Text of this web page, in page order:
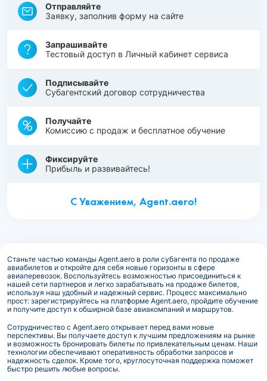
Отправляйте
Заявку, заполнив форму на сайте
Запрашивайте
Тестовый доступ в Личный кабинет сервиса
Подписывайте
Субагентский договор сотрудничества
Получайте
Комиссию с продаж и бесплатное обучение
Фиксируйте
Прибыль и развивайтесь!
С Уважением, Agent.aero!
Станьте частью команды Agent.aero в роли субагента по продаже
авиабилетов и откройте для себя новые горизонты в сфере
авиаперевозок. Воспользуйтесь возможностью присоединиться к
нашей сети партнеров и легко зарабатывать на продаже билетов,
используя наш удобный и надежный сервис. Процесс максимально
прост: зарегистрируйтесь на платформе Agent.aero, пройдите обучение
и получите доступ к обширной базе авиакомпаний и маршрутов.
Сотрудничество с Agent.aero открывает перед вами новые
перспективы. Вы получаете доступ к лучшим предложениям на рынке
и возможность бронировать билеты по привлекательным ценам. Наши
технологии обеспечивают оперативность обработки запросов и
надежность сделок. Кроме того, круглосуточная поддержка поможет
быстро решить любые вопросы.